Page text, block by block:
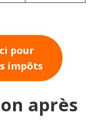
pour
impôts
après